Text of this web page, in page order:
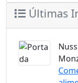
Últimas